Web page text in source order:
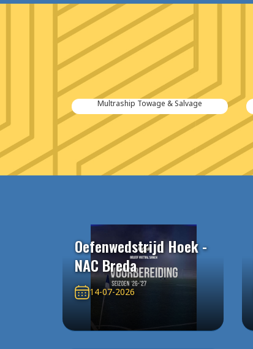
Multraship Towage & Salvage
Oefenwedstrijd Hoek -
NAC Breda
14-07-2026